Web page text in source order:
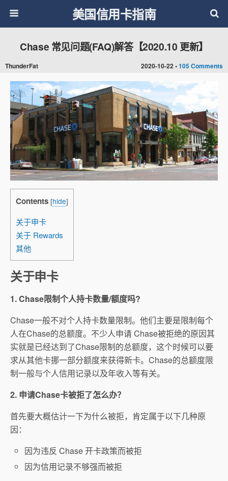
美国信用卡指南
2020-10-22 •105 Comments
Chase 常见问题(FAQ)解答【2020.10 更新】
ThunderFat
Contents [hide]
关于申卡
关于 Rewards
其他
关于申卡
1. Chase限制个人持卡数量/额度吗?
Chase一般不对个人持卡数量限制。他们主要是限制每个
人在Chase的总额度。不少人申请 Chase被拒绝的原因其
实就是已经达到了Chase限制的总额度，这个时候可以要
求从其他卡挪一部分额度来获得新卡。Chase的总额度限
制一般与个人信用记录以及年收入等有关。
2. 申请Chase卡被拒了怎么办？
首先要大概估计一下为什么被拒，肯定属于以下几种原
因：
因为违反 Chase 开卡政策而被拒
因为信用记录不够强而被拒